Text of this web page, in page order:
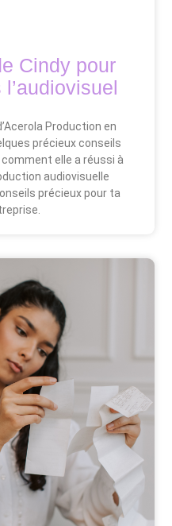
Cindy pour
Production en
précieux conseils
elle a réussi à
audiovisuelle
précieux pour ta